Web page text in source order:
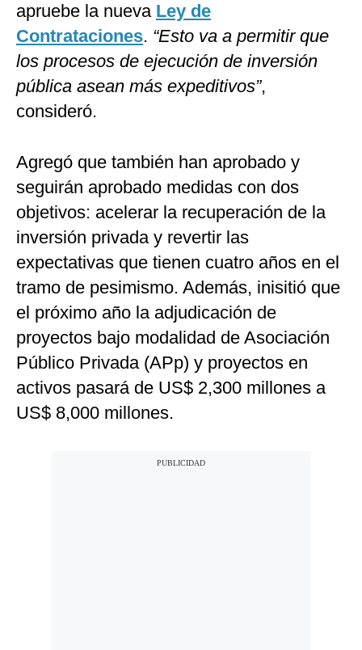
apruebe la nueva Ley de
Contrataciones. “Esto va a permitir que
los procesos de ejecución de inversión
pública asean más expeditivos”,
consideró.
Agregó que también han aprobado y
seguirán aprobado medidas con dos
objetivos: acelerar la recuperación de la
inversión privada y revertir las
expectativas que tienen cuatro años en el
tramo de pesimismo. Además, inisitió que
el próximo año la adjudicación de
proyectos bajo modalidad de Asociación
Público Privada (APp) y proyectos en
activos pasará de US$ 2,300 millones a
US$ 8,000 millones.